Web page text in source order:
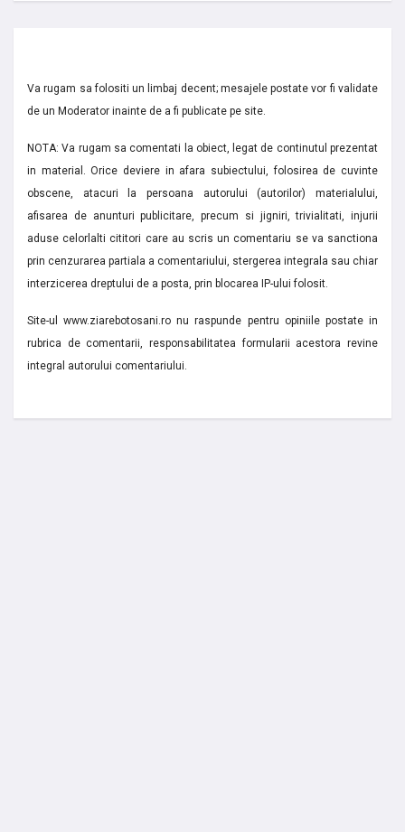
Va rugam sa folositi un limbaj decent; mesajele postate vor fi validate
de un Moderator inainte de a fi publicate pe site.
NOTA: Va rugam sa comentati la obiect, legat de continutul prezentat
in material. Orice deviere in afara subiectului, folosirea de cuvinte
obscene, atacuri la persoana autorului (autorilor) materialului,
afisarea de anunturi publicitare, precum si jigniri, trivialitati, injurii
aduse celorlalti cititori care au scris un comentariu se va sanctiona
prin cenzurarea partiala a comentariului, stergerea integrala sau chiar
interzicerea dreptului de a posta, prin blocarea IP-ului folosit.
Site-ul www.ziarebotosani.ro nu raspunde pentru opiniile postate in
rubrica de comentarii, responsabilitatea formularii acestora revine
integral autorului comentariului.